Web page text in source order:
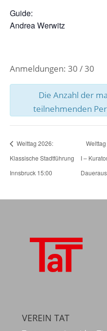
Guide:
Andrea Werwitz
Anmeldungen: 30 / 30
Die Anzahl der
teilnehmenden
Welttag 2026:
Klassische Stadtführung
Innsbruck 15:00
I –
VEREIN TAT